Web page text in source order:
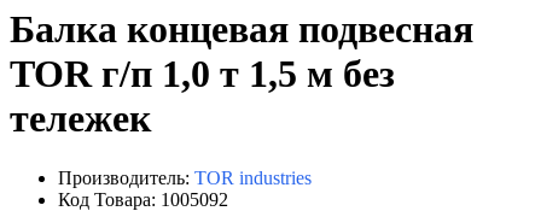
Балка концевая подвесная
TOR г/п 1,0 т 1,5 м без
тележек
Производитель: TOR industries
Код Товара: 1005092